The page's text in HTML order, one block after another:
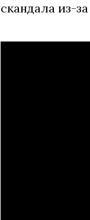
скандала из-